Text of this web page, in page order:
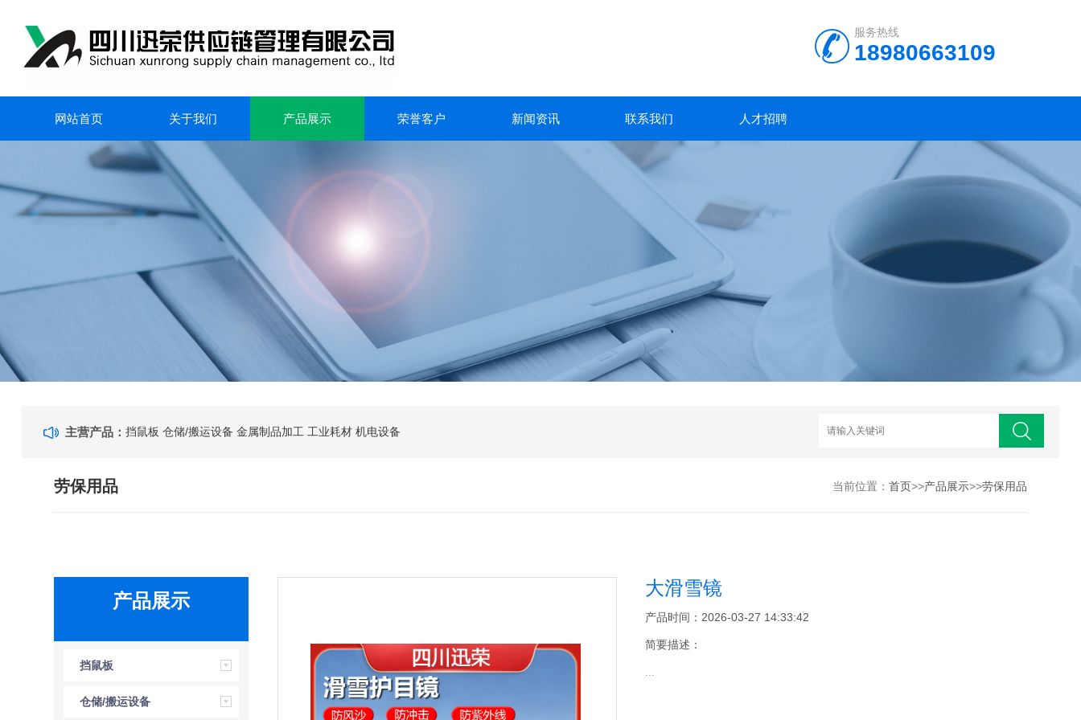
服务热线
18980663109
网站首页 关于我们 产品展示 荣誉客户 新闻资讯 联系我们 人才招聘
主营产品：挡鼠板 仓储/搬运设备 金属制品加工 工业耗材 机电设备
劳保用品 当前位置： 首页>>产品展示>>劳保用品
产品展示
挡鼠板
仓储/搬运设备
大滑雪镜
产品时间：2026-03-27 14:33:42
简要描述：